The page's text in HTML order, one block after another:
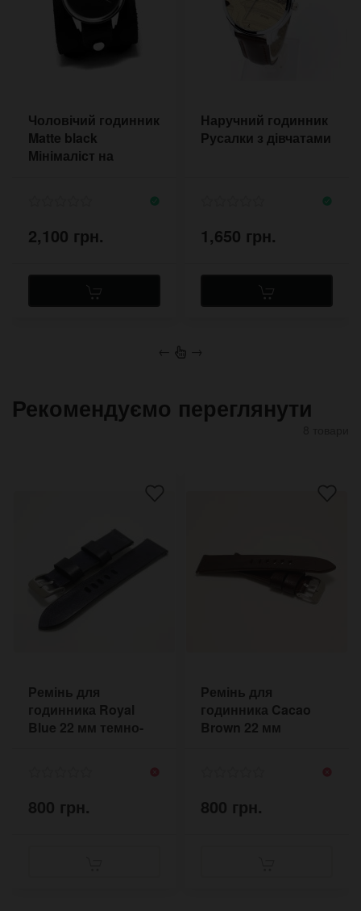
Чоловічий годинник
Matte black
Мінімаліст на
2,100 грн.
Наручний годинник
Русалки з дівчатами
1,650 грн.
← →
Рекомендуємо переглянути
Ремінь для
годинника Royal
Blue 22 мм темно-
800 грн.
Ремінь для
годинника Cacao
Brown 22 мм
800 грн.